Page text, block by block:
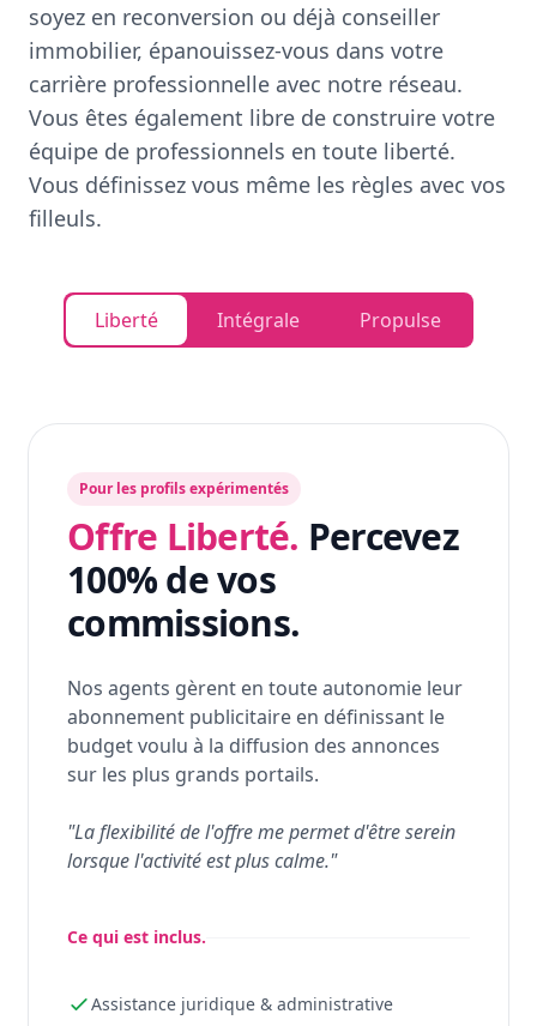
soyez en reconversion ou déjà conseiller
immobilier, épanouissez-vous dans votre
carrière professionnelle avec notre réseau.
Vous êtes également libre de construire votre
équipe de professionnels en toute liberté.
Vous définissez vous même les règles avec vos
filleuls.
Liberté Intégrale Propulse
Pour les profils expérimentés
Offre Liberté. Percevez
100% de vos
commissions.
Nos agents gèrent en toute autonomie leur
abonnement publicitaire en définissant le
budget voulu à la diffusion des annonces
sur les plus grands portails.
"La flexibilité de l'offre me permet d'être serein
lorsque l'activité est plus calme."
Ce qui est inclus.
Assistance juridique & administrative